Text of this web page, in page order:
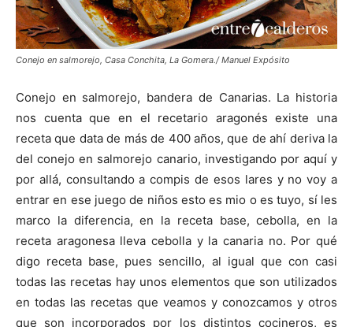
Conejo en salmorejo, Casa Conchita, La Gomera./ Manuel Expósito
Conejo en salmorejo, bandera de Canarias. La historia
nos cuenta que en el recetario aragonés existe una
receta que data de más de 400 años, que de ahí deriva la
del conejo en salmorejo canario, investigando por aquí y
por allá, consultando a compis de esos lares y no voy a
entrar en ese juego de niños esto es mio o es tuyo, sí les
marco la diferencia, en la receta base, cebolla, en la
receta aragonesa lleva cebolla y la canaria no. Por qué
digo receta base, pues sencillo, al igual que con casi
todas las recetas hay unos elementos que son utilizados
en todas las recetas que veamos y conozcamos y otros
que son incorporados por los distintos cocineros, es